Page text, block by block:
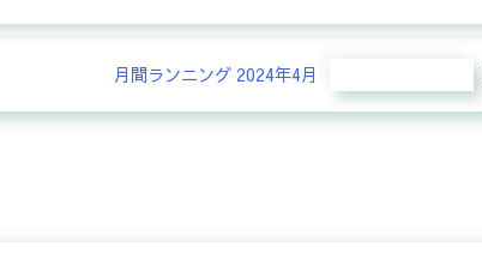
月間ランニング 2024年4月